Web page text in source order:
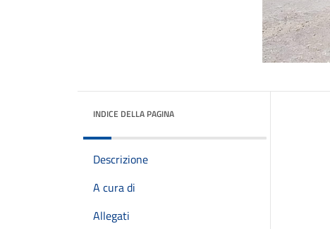
INDICE DELLA PAGINA
Descrizione
A cura di
Allegati